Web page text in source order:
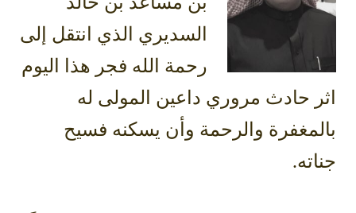
السديري الذي انتقل إلى
رحمة الله فجر هذا اليوم
اثر حادث مروري داعين المولى له
بالمغفرة والرحمة وأن يسكنه فسيح
جناته.